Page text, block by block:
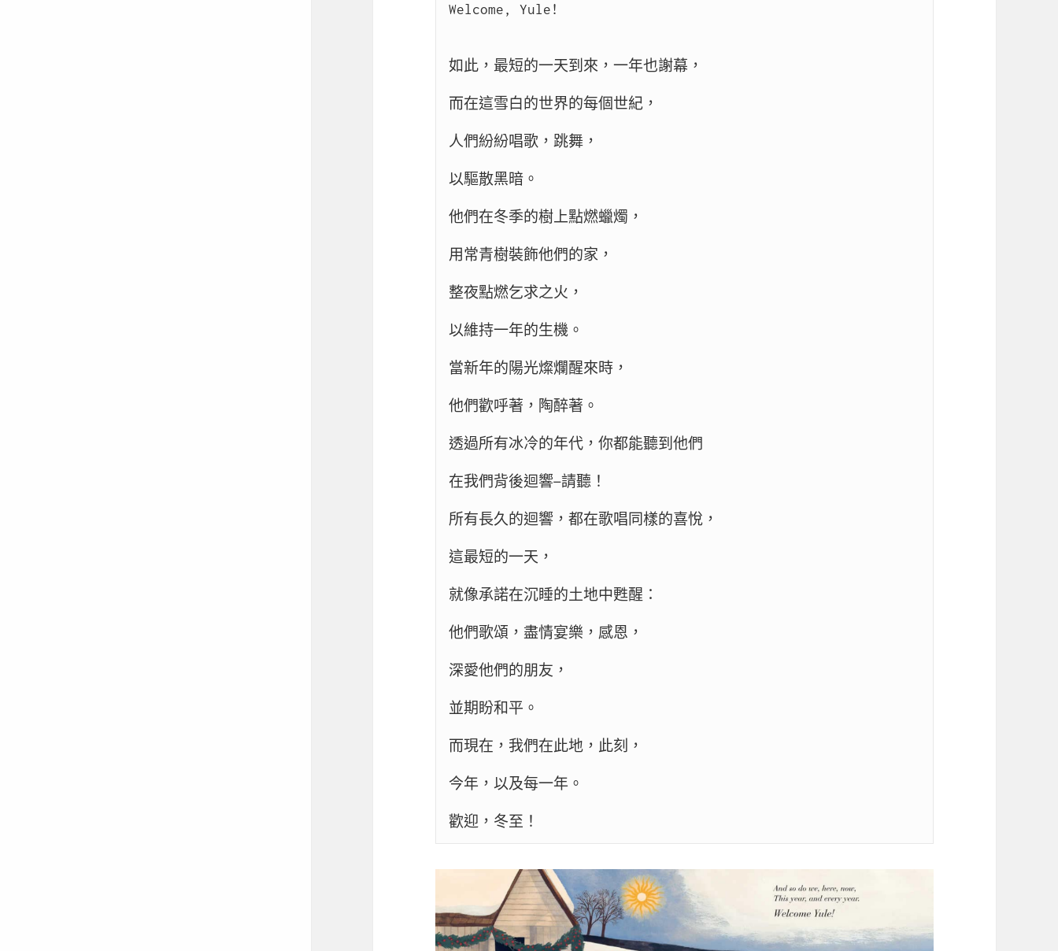
Welcome, Yule!
如此，最短的一天到來，一年也謝幕，
而在這雪白的世界的每個世紀，
人們紛紛唱歌，跳舞，
以驅散黑暗。
他們在冬季的樹上點燃蠟燭，
用常青樹裝飾他們的家，
整夜點燃乞求之火，
以維持一年的生機。
當新年的陽光燦爛醒來時，
他們歡呼著，陶醉著。
透過所有冰冷的年代，你都能聽到他們
在我們背後迴響—請聽！
所有長久的迴響，都在歌唱同樣的喜悅，
這最短的一天，
就像承諾在沉睡的土地中甦醒：
他們歌頌，盡情宴樂，感恩，
深愛他們的朋友，
並期盼和平。
而現在，我們在此地，此刻，
今年，以及每一年。
歡迎，冬至！